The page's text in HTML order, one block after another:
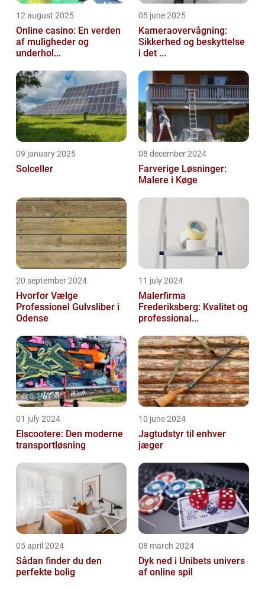
12 august 2025
Online casino: En verden
af muligheder og
underhol...
05 june 2025
Kameraovervågning:
Sikkerhed og beskyttelse
i det ...
09 january 2025
Solceller
08 december 2024
Farverige Løsninger:
Malere i Køge
20 september 2024
Hvorfor Vælge
Professionel Gulvsliber i
Odense
11 july 2024
Malerfirma
Frederiksberg: Kvalitet og
professional...
01 july 2024
Elscootere: Den moderne
transportløsning
10 june 2024
Jagtudstyr til enhver
jæger
05 april 2024
Sådan finder du den
perfekte bolig
08 march 2024
Dyk ned i Unibets univers
af online spil